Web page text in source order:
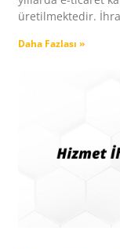
üretilmektedir.
Daha Fazlası »